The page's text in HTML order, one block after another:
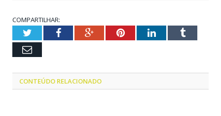
COMPARTILHAR:
TwitterFacebookGoogle+PinterestLinkedInTumblr
Email
CONTEÚDO RELACIONADO